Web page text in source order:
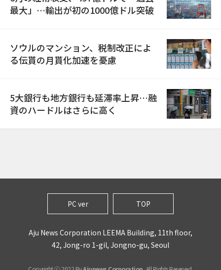
最大」…輸出が初の1000億ドル突破
ソウルのマンション、税制改正によ
る伝貰の月貰化加速を憂慮
5大銀行も地方銀行も延滞率上昇…融
資のハードルはさらに高く
PC ver TOP
Aju News Corporation LEEMA Building, 11th floor,
42, Jong-ro 1-gil, Jongno-gu, Seoul